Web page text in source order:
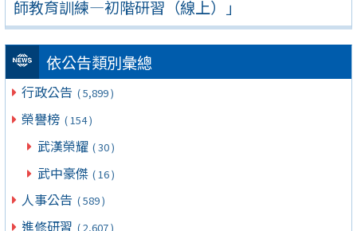
師教育訓練—初階研習（線上）」
依公告類別彙總
行政公告 ( 5,899 )
榮譽榜 ( 154 )
武漢榮耀 ( 30 )
武中豪傑 ( 16 )
人事公告 ( 589 )
進修研習 ( 2,607 )